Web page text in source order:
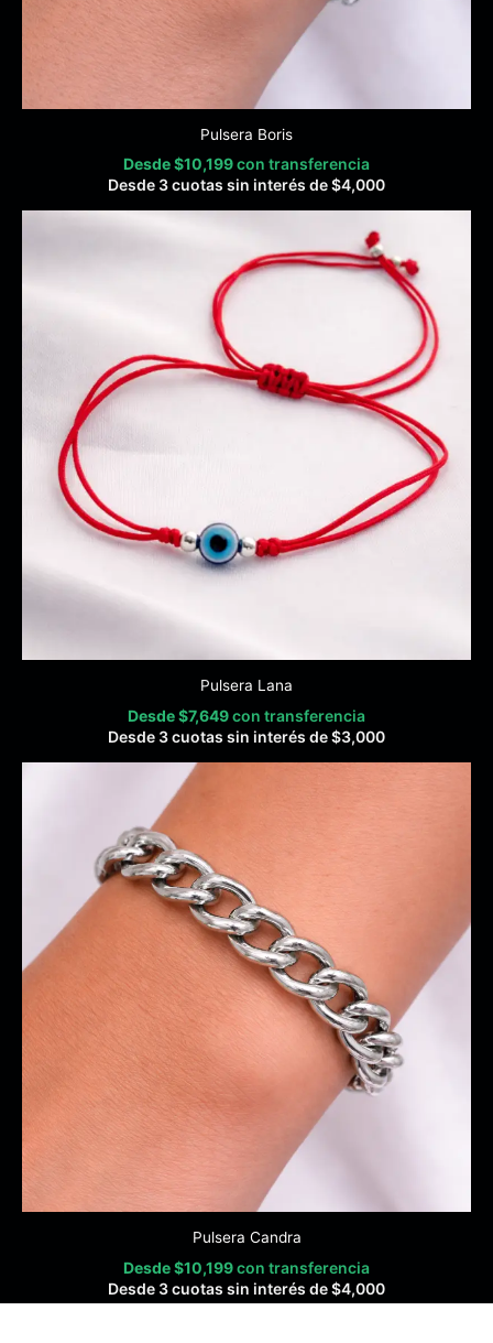
Pulsera Boris
Desde$10,199con transferencia
Desde 3 cuotas sin interés de$4,000
Pulsera Lana
Desde$7,649con transferencia
Desde 3 cuotas sin interés de$3,000
Pulsera Candra
Desde$10,199con transferencia
Desde 3 cuotas sin interés de$4,000